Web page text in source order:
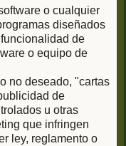
o cualquier
diseñados
de
o equipo de
no deseado, "cartas
de
u otras
que infringen
ley, reglamento o